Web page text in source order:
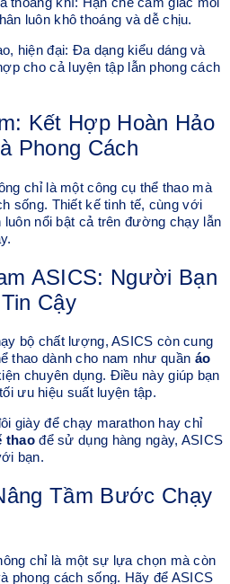
luôn khô thoáng và dễ chịu.
hiện đại: Đa dạng kiểu dáng và
cho cả luyện tập lẫn phong cách
Kết Hợp Hoàn Hảo
Phong Cách
chỉ là một công cụ thể thao mà
sống. Thiết kế tinh tế, cùng với
luôn nổi bật cả trên đường chạy lẫn
ASICS: Người Bạn
Cậy
bộ chất lượng, ASICS còn cung
thao dành cho nam như quần áo
chuyên dụng. Điều này giúp bạn
ưu hiệu suất luyện tập.
giày để chạy marathon hay chỉ
thaođể sử dụng hàng ngày, ASICS
bạn.
Tầm Bước Chạy
chỉ là một sự lựa chọn mà còn
phong cách sống. Hãy để ASICS